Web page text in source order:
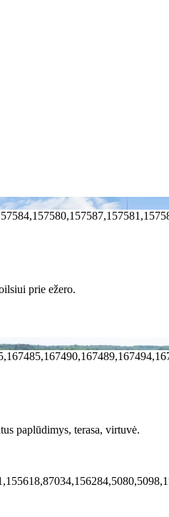
prie ežero.
paplūdimys, terasa, virtuvė.